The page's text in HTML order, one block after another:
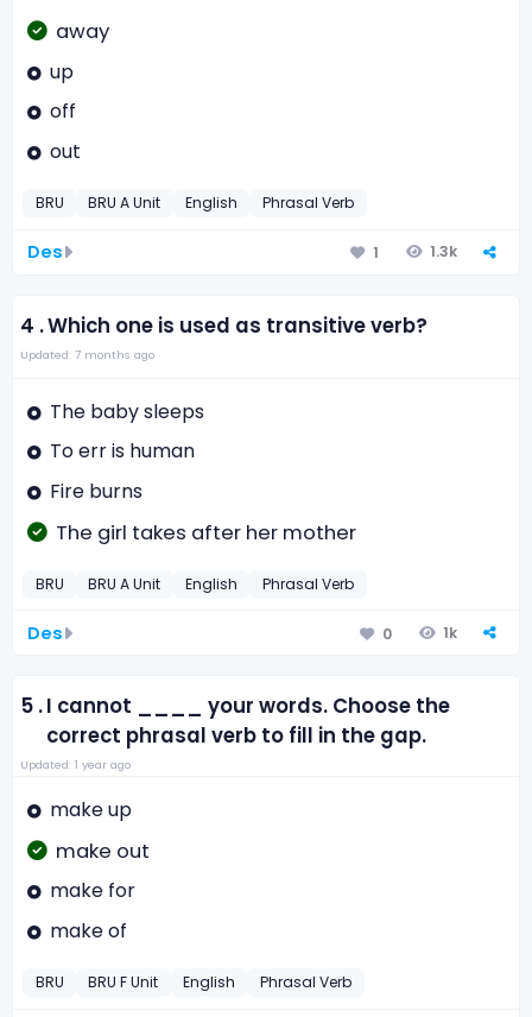
away
up
off
out
BRU BRU A Unit English Phrasal Verb
Des 1 1.3k
4 .Which one is used as transitive verb?
Updated: 7 months ago
The baby sleeps
To err is human
Fire burns
The girl takes after her mother
BRU BRU A Unit English Phrasal Verb
Des 0 1k
5 .I cannot ____ your words. Choose the
correct phrasal verb to fill in the gap.
Updated: 1 year ago
make up
make out
make for
make of
BRU BRU F Unit English Phrasal Verb